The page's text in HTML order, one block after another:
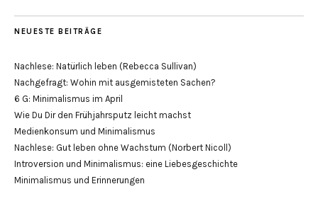
NEUESTE BEITRÄGE
Nachlese: Natürlich leben (Rebecca Sullivan)
Nachgefragt: Wohin mit ausgemisteten Sachen?
6 G: Minimalismus im April
Wie Du Dir den Frühjahrsputz leicht machst
Medienkonsum und Minimalismus
Nachlese: Gut leben ohne Wachstum (Norbert Nicoll)
Introversion und Minimalismus: eine Liebesgeschichte
Minimalismus und Erinnerungen